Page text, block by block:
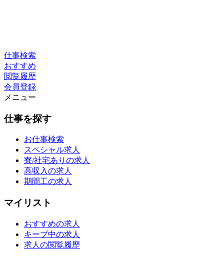
仕事検索
おすすめ
閲覧履歴
会員登録
メニュー
仕事を探す
お仕事検索
スペシャル求人
寮/社宅ありの求人
高収入の求人
期間工の求人
マイリスト
おすすめの求人
キープ中の求人
求人の閲覧履歴